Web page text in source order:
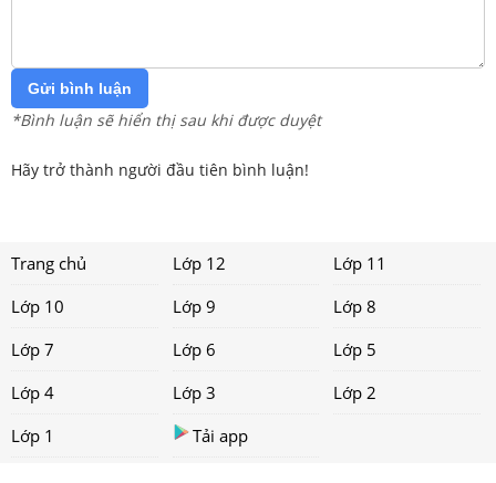
Gửi bình luận
*Bình luận sẽ hiển thị sau khi được duyệt
Hãy trở thành người đầu tiên bình luận!
Trang chủ Lớp 12
Lớp 11
Lớp 10
Lớp 9
Lớp 8
Lớp 7
Lớp 6
Lớp 5
Lớp 4
Lớp 3
Lớp 2
Lớp 1
Tải app